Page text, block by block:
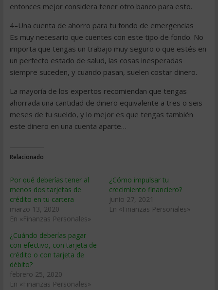
entonces mejor considera tener otro banco para esto.
4–Una cuenta de ahorro para tu fondo de emergencias
Es muy necesario que cuentes con este tipo de fondo. No
importa que tengas un trabajo muy seguro o que estés en
un perfecto estado de salud, las cosas inesperadas
siempre suceden, y cuando pasan, suelen costar dinero.
La mayoría de los expertos recomiendan que tengas
ahorrada una cantidad de dinero equivalente a tres o seis
meses de tu sueldo, y lo mejor es que tengas también
este dinero en una cuenta aparte…
Relacionado
Por qué deberías tener al
menos dos tarjetas de
crédito en tu cartera
marzo 13, 2020
En «Finanzas Personales»
¿Cómo impulsar tu
crecimiento financiero?
junio 27, 2021
En «Finanzas Personales»
¿Cuándo deberías pagar
con efectivo, con tarjeta de
crédito o con tarjeta de
débito?
febrero 25, 2020
En «Finanzas Personales»